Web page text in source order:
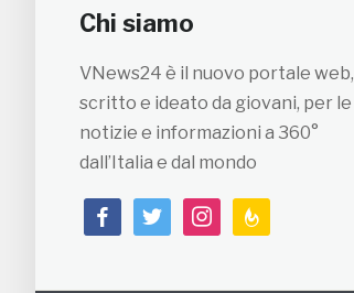
Chi siamo
VNews24 è il nuovo portale web,
scritto e ideato da giovani, per le
notizie e informazioni a 360°
dall’Italia e dal mondo
facebooktwitterinstagramfeedburner